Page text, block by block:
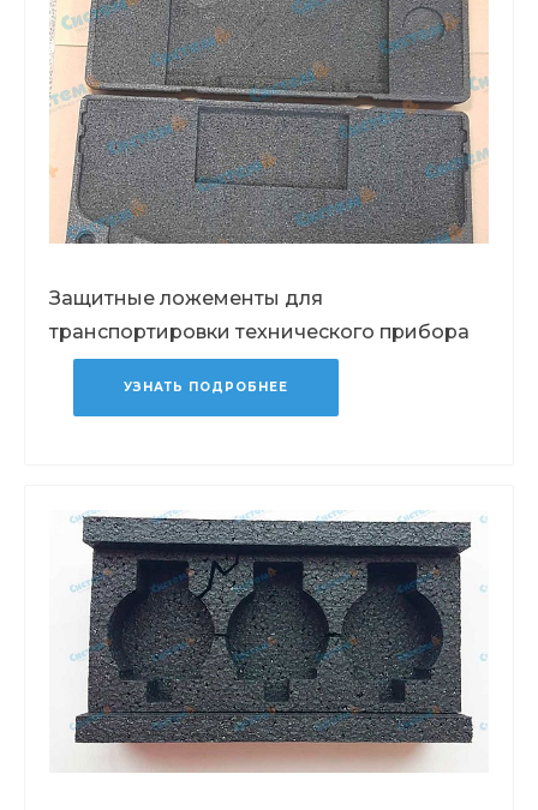
Защитные ложементы для
транспортировки технического прибора
УЗНАТЬ ПОДРОБНЕЕ